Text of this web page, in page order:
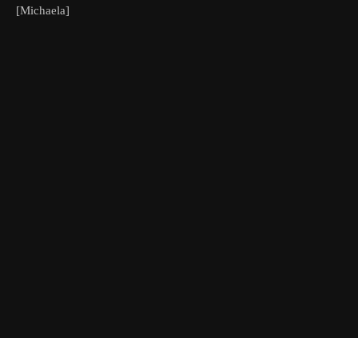
[Michaela]